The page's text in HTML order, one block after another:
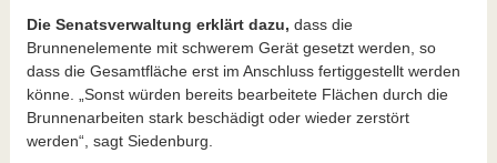
Die Senatsverwaltung erklärt dazu, dass die
Brunnenelemente mit schwerem Gerät gesetzt werden, so
dass die Gesamtfläche erst im Anschluss fertiggestellt werden
könne. „Sonst würden bereits bearbeitete Flächen durch die
Brunnenarbeiten stark beschädigt oder wieder zerstört
werden“, sagt Siedenburg.